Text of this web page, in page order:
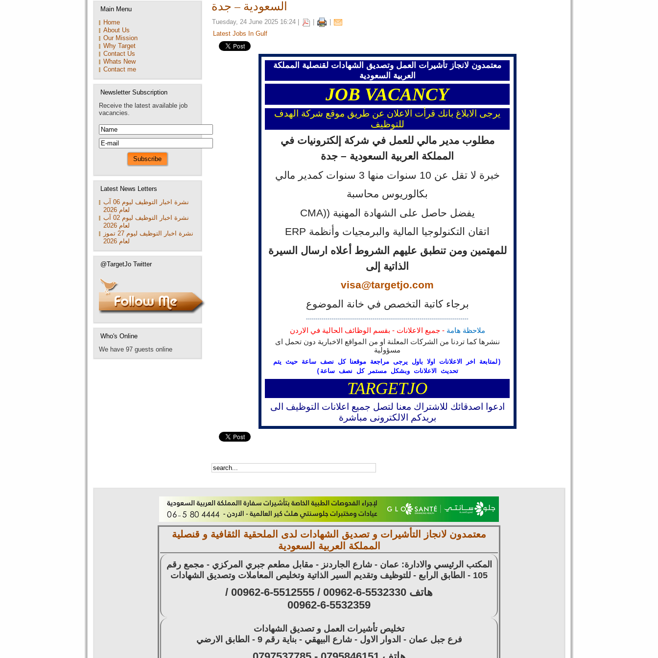
A leading company Dubai, UAE is seeking job vacancies: Draftsman Engineer – Aluminium Fabrication & Façade »
A leading company Dubai, UAE is seeking job vacancies: Site Engineer – Aluminium Fabrication & Facade (2 Positions) »
A leading company Dubai, UAE is seeking job vacancies: Project Manager – Fabrication & Façade (Aluminium) »
16:14
A leading company Dubai, UAE is seeking job vacancies: General Accountant (2 Positions) »Monday, 27 July 2026 16:14
تعلن شركة رائدة في مجال تصنيع المياه المعبأة في المملكة العربية السعودية عن رغبتها في استقطاب مدير مالي »Monday, 27 July 2026 16:13
تعلن شركة رائدة في مجال تصنيع المياه المعبأة في المملكة العربية السعودية عن رغبتها في استقطاب مدير مصنع »Monday, 27 July 2026 16:13
Main Menu
Home
About Us
Our Mission
Why Target
Contact Us
Whats New
Contact me
Newsletter Subscription
Receive the latest available job
vacancies.
Latest News Letters
نشرة اخبار التوظيف ليوم 06 آب
لعام 2026
نشرة اخبار التوظيف ليوم 02 آب
لعام 2026
نشرة اخبار التوظيف ليوم 27 تموز
لعام 2026
@TargetJo Twitter
Who's Online
We have 97 guests online
السعودية – جدة
Tuesday, 24 June 2025 16:24 |
Latest Jobs In Gulf
معتمدون لانجاز تأشيرات العمل وتصديق الشهادات لقنصلية المملكة
العربية السعودية
JOB VACANCY
يرجى الابلاغ بانك قرأت الاعلان عن طريق موقع شركة الهدف
للتوظيف
مطلوب مدير مالي للعمل في شركة إلكترونيات في
المملكة العربية السعودية – جدة
خبرة لا تقل عن 10 سنوات منها 3 سنوات كمدير مالي
بكالوريوس محاسبة
يفضل حاصل على الشهادة المهنية ( CMA)
اتقان التكنولوجيا المالية والبرمجيات وأنظمة ERP
للمهتمين ومن تنطبق عليهم الشروط أعلاه ارسال السيرة
الذاتية إلى
visa@targetjo.com
برجاء كاتبة التخصص في خانة الموضوع
-----------------------------------------------------------------------------------
ملاحظة هامة - جميع الاعلانات - بقسم الوظائف الحالية في الاردن
ننشرها كما تردنا من الشركات المعلنة او من المواقع الاخبارية دون تحمل اى
مسؤولية
(لمتابعة اخر الاعلانات اولا باول يرجى مراجعة موقعنا كل نصف ساعة حيث يتم
تحديث الاعلانات وبشكل مستمر كل نصف ساعة)
TARGETJO
ادعوا اصدقائك للاشتراك معنا لتصل جميع اعلانات التوظيف الى
بريدكم الالكترونى مباشرة
معتمدون لانجاز التأشيرات و تصديق الشهادات لدى الملحقية الثقافية و قنصلية
المملكة العربية السعودية
المكتب الرئيسي والادارة: عمان - شارع الجاردنز - مقابل مطعم جبري المركزي - مجمع رقم
105 - الطابق الرابع - للتوظيف وتقديم السير الذاتية وتخليص المعاملات وتصديق الشهادات
هاتف 5532330-6-00962 / 5512555-6-00962 /
00962-6-5532359
تخليص تأشيرات العمل و تصديق الشهادات
فرع جبل عمان - الدوار الاول - شارع البيهقي - بناية رقم 9 - الطابق الارضي